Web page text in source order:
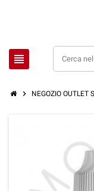
view_headline
chevron_right NEGOZIO OUTLET